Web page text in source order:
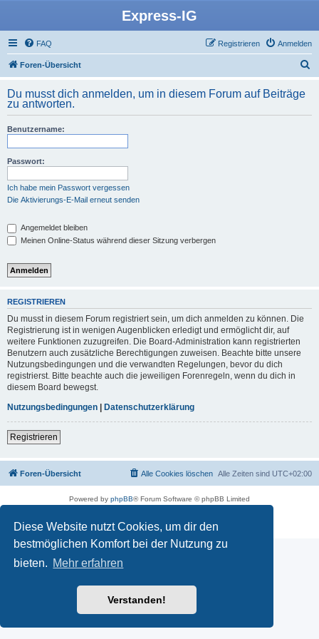
Diese Website nutzt Cookies, um dir den
bestmöglichen Komfort bei der Nutzung zu
bieten. Mehr erfahren
Verstanden!
Express-IG
FAQ Anmelden
Registrieren
Foren-Übersicht
h
Du musst dich anmelden, um in diesem Forum auf Beiträge
zu antworten.
Benutzername:
Passwort:
Ich habe mein Passwort vergessen
Die Aktivierungs-E-Mail erneut senden
Angemeldet bleiben
Meinen Online-Status während dieser Sitzung verbergen
REGISTRIEREN
Du musst in diesem Forum registriert sein, um dich anmelden zu können. Die
Registrierung ist in wenigen Augenblicken erledigt und ermöglicht dir, auf
weitere Funktionen zuzugreifen. Die Board-Administration kann registrierten
Benutzern auch zusätzliche Berechtigungen zuweisen. Beachte bitte unsere
Nutzungsbedingungen und die verwandten Regelungen, bevor du dich
registrierst. Bitte beachte auch die jeweiligen Forenregeln, wenn du dich in
diesem Board bewegst.
Nutzungsbedingungen | Datenschutzerklärung
Registrieren
Foren-Übersicht Alle Zeiten sind UTC+02:00
Alle Cookies löschen
Powered by phpBB® Forum Software © phpBB Limited
Datenschutz|Nutzungsbedingungen